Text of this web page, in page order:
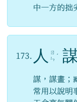
中一方的拙
173. 人
ㄖ
ㄣ ˊ
謀，謀畫；
常用以說明